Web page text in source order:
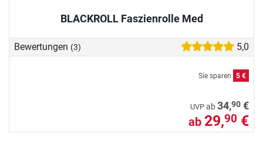
BLACKROLL Faszienrolle Med
Bewertungen (3) 5,0
Sie sparen 5 €
UVP ab34,90 €
ab 29,90 €